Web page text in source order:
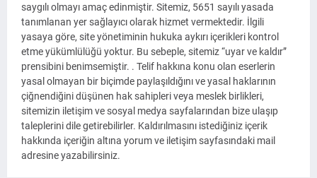
saygılı olmayı amaç edinmiştir. Sitemiz, 5651 sayılı yasada
tanımlanan yer sağlayıcı olarak hizmet vermektedir. İlgili
yasaya göre, site yönetiminin hukuka aykırı içerikleri kontrol
etme yükümlülüğü yoktur. Bu sebeple, sitemiz “uyar ve kaldır”
prensibini benimsemiştir. . Telif hakkına konu olan eserlerin
yasal olmayan bir biçimde paylaşıldığını ve yasal haklarının
çiğnendiğini düşünen hak sahipleri veya meslek birlikleri,
sitemizin iletişim ve sosyal medya sayfalarından bize ulaşıp
taleplerini dile getirebilirler. Kaldırılmasını istediğiniz içerik
hakkında içeriğin altına yorum ve iletişim sayfasındaki mail
adresine yazabilirsiniz.